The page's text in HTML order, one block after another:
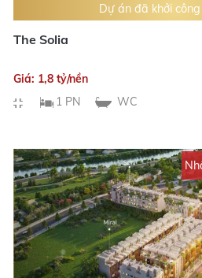
Dự án đã khởi
The Solia
Giá: 1,8 tỷ/nền
1 PN
WC